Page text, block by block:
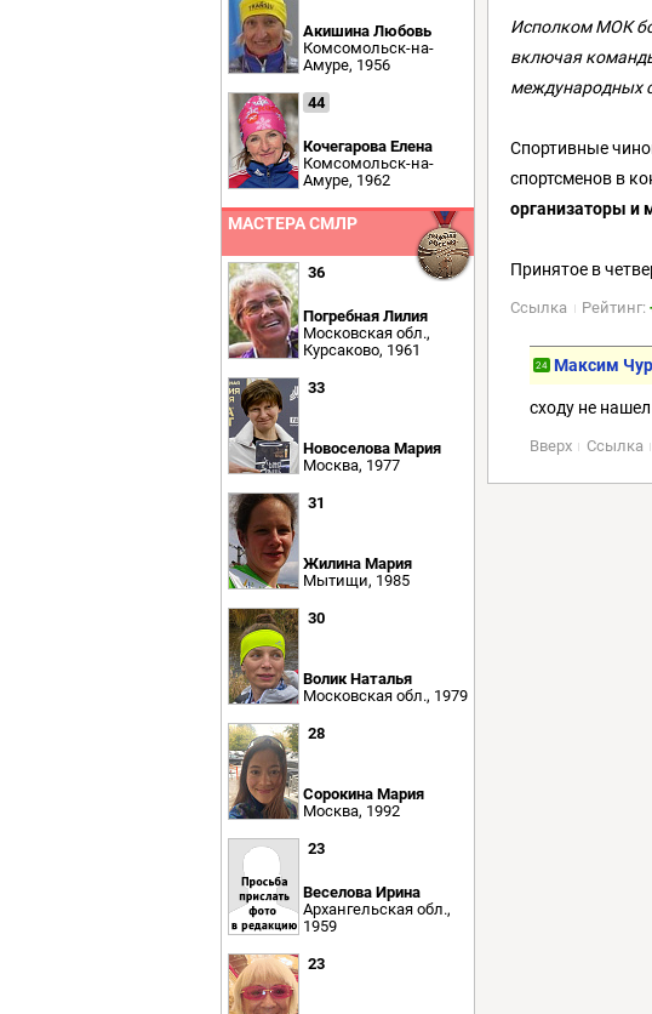
Акишина Любовь
Комсомольск-на-
Амуре, 1956
44
Кочегарова Елена
Комсомольск-на-
Амуре, 1962
МАСТЕРА СМЛР
36
Погребная Лилия
Московская обл.,
Курсаково, 1961
33
Новоселова Мария
Москва, 1977
31
Жилина Мария
Мытищи, 1985
30
Волик Наталья
Московская обл., 1979
28
Сорокина Мария
Москва, 1992
23
Веселова Ирина
Архангельская обл.,
1959
23
Исполком МОК
включая
международных
Спортивные
спортсменов в
организаторы
Принятое в
Ссылка Рейтинг:
24 Максим
сходу не нашел
Вверх Ссылка